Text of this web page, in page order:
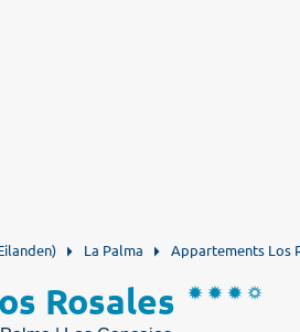
La Palma Appartements Los
Rosales